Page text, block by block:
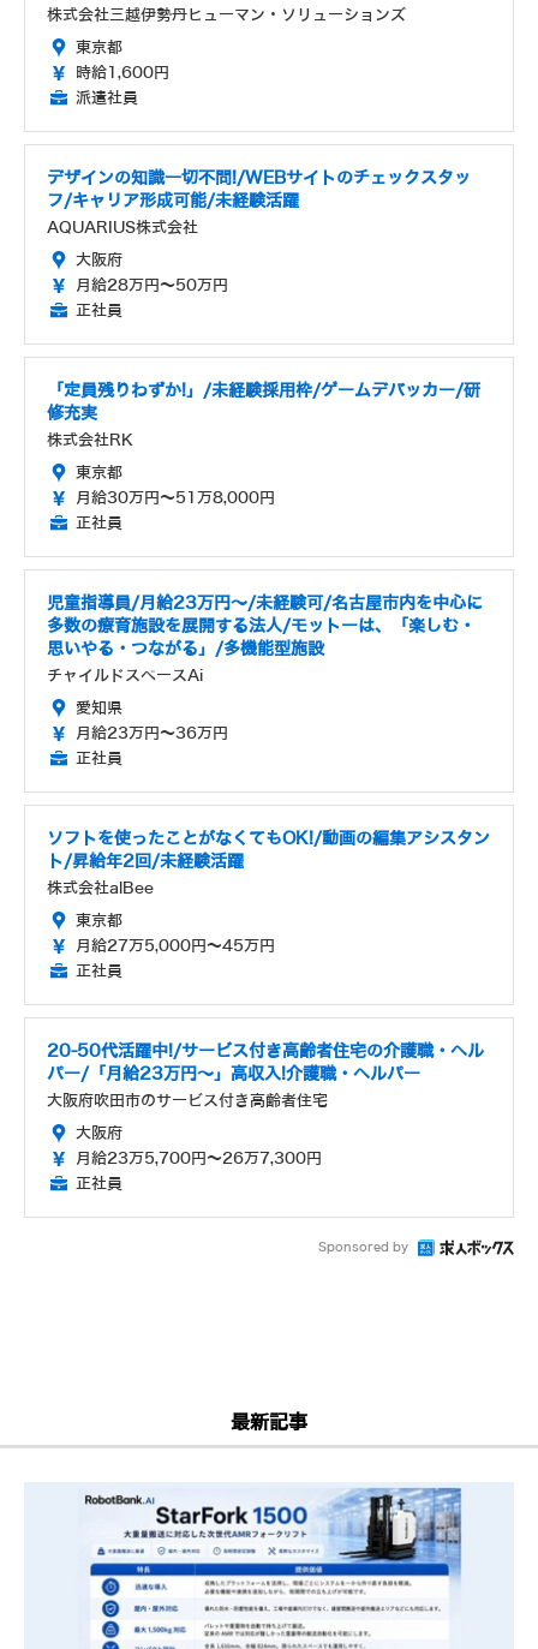
株式会社三越伊勢丹ヒューマン・ソリューションズ
東京都
時給1,600円
派遣社員
デザインの知識一切不問!/WEBサイトのチェックスタッ
フ/キャリア形成可能/未経験活躍
AQUARIUS株式会社
大阪府
月給28万円～50万円
正社員
「定員残りわずか!」/未経験採用枠/ゲームデバッカー/研
修充実
株式会社RK
東京都
月給30万円～51万8,000円
正社員
児童指導員/月給23万円～/未経験可/名古屋市内を中心に
多数の療育施設を展開する法人/モットーは、「楽しむ・
思いやる・つながる」/多機能型施設
チャイルドスペースAi
愛知県
月給23万円～36万円
正社員
ソフトを使ったことがなくてもOK!/動画の編集アシスタン
ト/昇給年2回/未経験活躍
株式会社alBee
東京都
月給27万5,000円～45万円
正社員
20-50代活躍中!/サービス付き高齢者住宅の介護職・ヘル
パー/「月給23万円～」高収入!介護職・ヘルパー
大阪府吹田市のサービス付き高齢者住宅
大阪府
月給23万5,700円～26万7,300円
正社員
Sponsored by
最新記事